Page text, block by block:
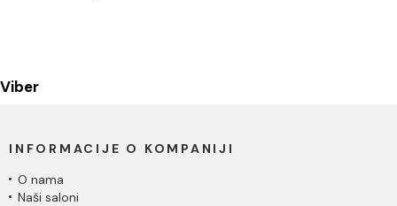
Viber
INFORMACIJE O KOMPANIJI
O nama
Naši saloni